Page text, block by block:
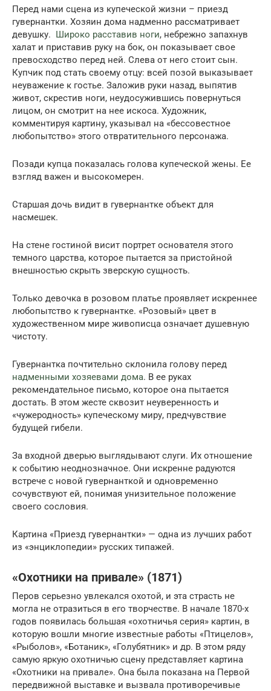
Перед нами сцена из купеческой жизни – приезд
гувернантки. Хозяин дома надменно рассматривает
девушку. Широко расставив ноги, небрежно запахнув
халат и приставив руку на бок, он показывает свое
превосходство перед ней. Слева от него стоит сын.
Купчик под стать своему отцу: всей позой выказывает
неуважение к гостье. Заложив руки назад, выпятив
живот, скрестив ноги, неудосужившись повернуться
лицом, он смотрит на нее искоса. Художник,
комментируя картину, указывал на «бессовестное
любопытство» этого отвратительного персонажа.
Позади купца показалась голова купеческой жены. Ее
взгляд важен и высокомерен.
Старшая дочь видит в гувернантке объект для
насмешек.
На стене гостиной висит портрет основателя этого
темного царства, которое пытается за пристойной
внешностью скрыть зверскую сущность.
Только девочка в розовом платье проявляет искреннее
любопытство к гувернантке. «Розовый» цвет в
художественном мире живописца означает душевную
чистоту.
Гувернантка почтительно склонила голову перед
надменными хозяевами дома. В ее руках
рекомендательное письмо, которое она пытается
достать. В этом жесте сквозит неуверенность и
«чужеродность» купеческому миру, предчувствие
будущей гибели.
За входной дверью выглядывают слуги. Их отношение
к событию неоднозначное. Они искренне радуются
встрече с новой гувернанткой и одновременно
сочувствуют ей, понимая унизительное положение
своего сословия.
Картина «Приезд гувернантки» — одна из лучших работ
из «энциклопедии» русских типажей.
«Охотники на привале» (1871)
Перов серьезно увлекался охотой, и эта страсть не
могла не отразиться в его творчестве. В начале 1870-х
годов появилась большая «охотничья серия» картин, в
которую вошли многие известные работы «Птицелов»,
«Рыболов», «Ботаник», «Голубятник» и др. В этом ряду
самую яркую охотничью сцену представляет картина
«Охотники на привале». Она была показана на Первой
передвижной выставке и вызвала противоречивые